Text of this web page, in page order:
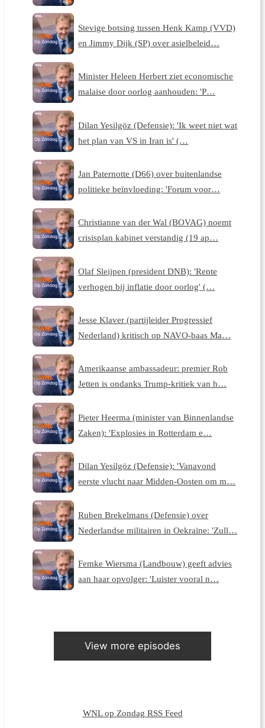
Stevige botsing tussen Henk Kamp (VVD)
en Jimmy Dijk (SP) over asielbeleid…
Minister Heleen Herbert ziet economische
malaise door oorlog aanhouden: 'P…
Dilan Yesilgöz (Defensie): 'Ik weet niet wat
het plan van VS in Iran is' (…
Jan Paternotte (D66) over buitenlandse
politieke beïnvloeding: 'Forum voor…
Christianne van der Wal (BOVAG) noemt
crisisplan kabinet verstandig (19 ap…
Olaf Sleijpen (president DNB): 'Rente
verhogen bij inflatie door oorlog' (…
Jesse Klaver (partijleider Progressief
Nederland) kritisch op NAVO-baas Ma…
Amerikaanse ambassadeur: premier Rob
Jetten is ondanks Trump-kritiek van h…
Pieter Heerma (minister van Binnenlandse
Zaken): 'Explosies in Rotterdam e…
Dilan Yesilgöz (Defensie): 'Vanavond
eerste vlucht naar Midden-Oosten om m…
Ruben Brekelmans (Defensie) over
Nederlandse militairen in Oekraïne: 'Zull…
Femke Wiersma (Landbouw) geeft advies
aan haar opvolger: 'Luister vooral n…
View more episodes
WNL op Zondag RSS Feed